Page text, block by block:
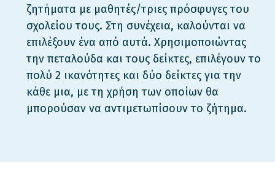
ζητήματα με μαθητές/τριες πρόσφυγες του
σχολείου τους. Στη συνέχεια, καλούνται να
επιλέξουν ένα από αυτά. Χρησιμοποιώντας
την πεταλούδα και τους δείκτες, επιλέγουν το
πολύ 2 ικανότητες και δύο δείκτες για την
κάθε μια, με τη χρήση των οποίων θα
μπορούσαν να αντιμετωπίσουν το ζήτημα.